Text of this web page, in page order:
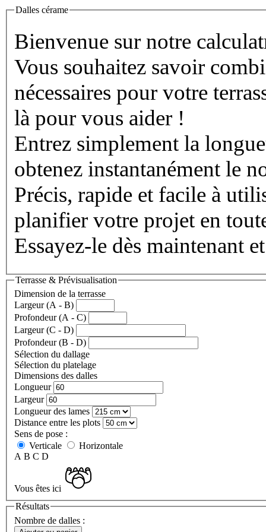
Dalles cérame
Bienvenue sur notre
Vous souhaitez savoir
nécessaires pour votre
là pour vous aider !
Entrez simplement la
obtenez instantanément le
Précis, rapide et facile à
planifier votre projet en
Essayez-le dès maintenant
Terrasse & Prévisualisation
Dimension de la terrasse
Largeur (A - B)
Profondeur (A - C)
Largeur (C - D)
Profondeur (B - D)
Sélection du dallage
Sélection du platelage
Dimensions des dalles
Longueur
Largeur
Longueur des lames
Distance entre les plots
Sens de pose :
Verticale
Horizontale
A B C D
Vous êtes ici
Résultats
Nombre de dalles :